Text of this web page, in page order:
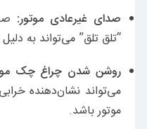
صدای غیرعادی موتور:
“تلق تلق” می‌تواند به
روشن شدن چراغ چک
می‌تواند نشان‌دهنده
موتور باشد.